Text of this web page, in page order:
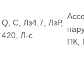
Q, С, Лз4.7, ЛзР,
420, Л-с
ПК,